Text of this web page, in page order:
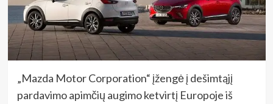
„Mazda Motor Corporation“ įžengė į dešimtąjį
pardavimo apimčių augimo ketvirtį Europoje iš